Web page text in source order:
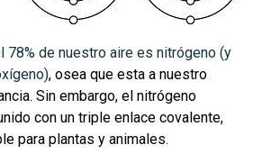
78% de nuestro aire es nitrógeno (y
, osea que esta a nuestro
Sin embargo, el nitrógeno
con un triple enlace covalente,
para plantas y animales.